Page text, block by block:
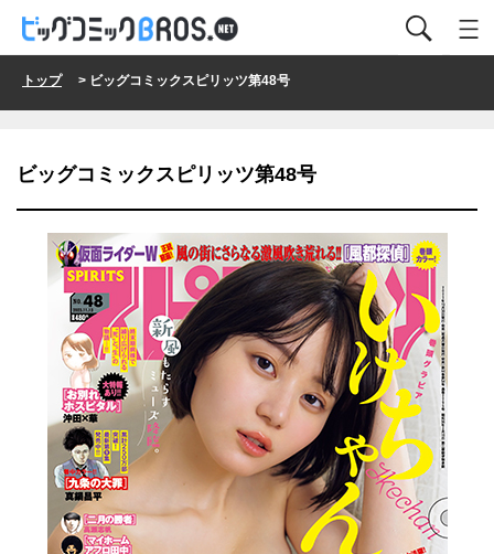
トップ> ビッグコミックスピリッツ第48号
ビッグコミックスピリッツ第48号